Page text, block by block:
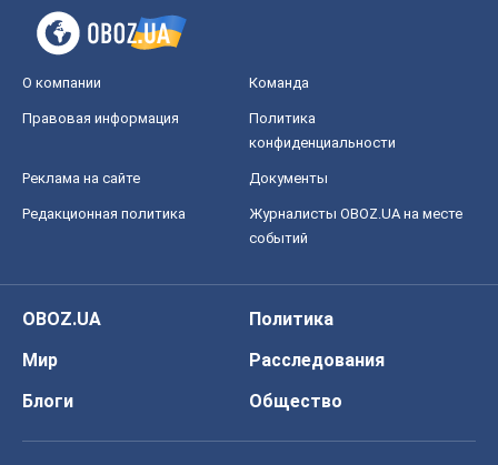
О компании Команда
Правовая информация
Политика
конфиденциальности
Реклама на сайте Документы
Редакционная политика
Журналисты OBOZ.UA на месте
событий
OBOZ.UA
Политика
Мир
Расследования
Блоги
Общество